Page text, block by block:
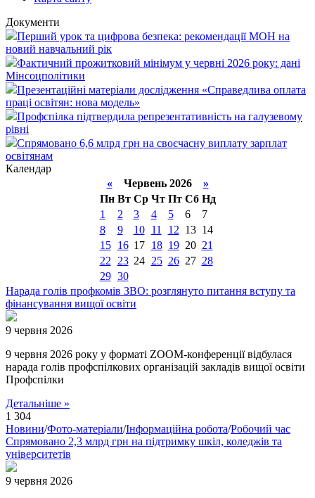
Документи
Перший урок та цифрова безпека: рекомендації МОН на
новий навчальний рік
Фактичний прожитковий мінімум у червні 2026 року: дані
Мінсоцполітики
Презентаційні матеріали дослідження «Справедлива оплата
праці освітян: нова модель»
Профспілка підтвердила репрезентативність на галузевому
рівні
Спрямовано 6,6 млрд грн на своєчасну виплату зарплат
освітянам
Календар
«Червень 2026 »
Пн Вт Ср Чт Пт Сб Нд
1
2 3 4 5 6
7
8
9 10 11 12 13 14
15
16 17 18 19 20 21
22
23 24 25 26 27 28
29 30
Нарада голів профкомів ЗВО: розглянуто питання вступу та
фінансування вищої освіти
9 червня 2026
9 червня 2026 року у форматі ZOOM-конференції відбулася
нарада голів профспілкових організацій закладів вищої освіти
Профспілки
Детальніше »
1 304
Новини/Фото-матеріали/Інформаційна робота/Робочий час
Спрямовано 2,3 млрд грн на підтримку шкіл, коледжів та
університетів
9 червня 2026